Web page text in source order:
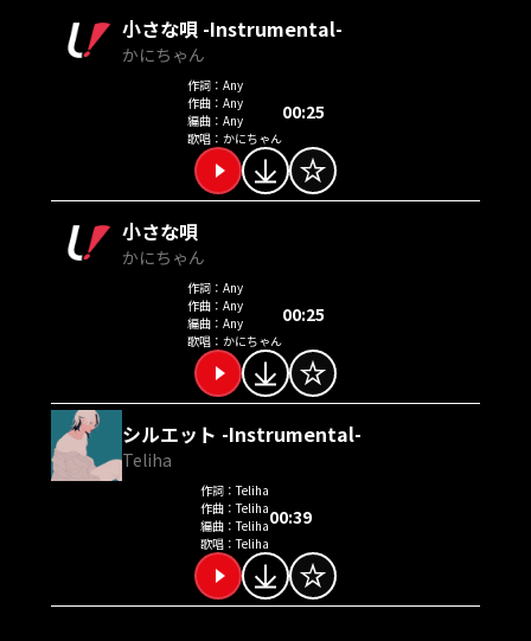
小さな唄 -Instrumental-
かにちゃん
作詞：Any
作曲：Any
編曲：Any
歌唱：かにちゃん
00:25
小さな唄
かにちゃん
作詞：Any
作曲：Any
編曲：Any
歌唱：かにちゃん
00:25
シルエット -Instrumental-
Teliha
作詞：Teliha
作曲：Teliha
編曲：Teliha
歌唱：Teliha
00:39